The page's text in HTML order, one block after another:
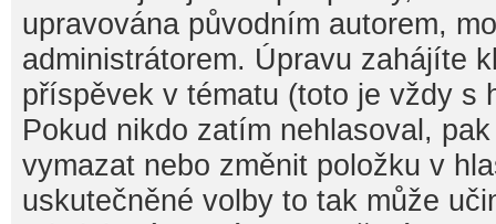
upravována původním autorem,
administrátorem. Úpravu zahájíte
příspěvek v tématu (toto je vždy s
Pokud nikdo zatím nehlasoval,
vymazat nebo změnit položku v
uskutečněné volby to tak může